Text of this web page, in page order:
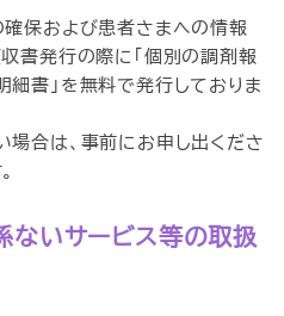
保および患者さまへの情報
書発行の際に「個別の調剤報
書」を無料で発行しておりま
合は、事前にお申し出くださ
ないサービス等の取扱